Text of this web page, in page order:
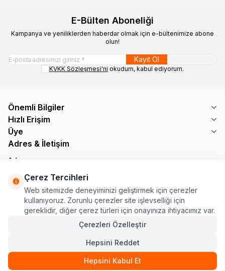
E-Bülten Aboneliği
Kampanya ve yeniliklerden haberdar olmak için e-bültenimize abone
olun!
Kayıt Ol
KVKK Sözleşmesi'ni okudum, kabul ediyorum.
Önemli Bilgiler
Hızlı Erişim
Üye
Adres & İletişim
Adres
İSTANBUL
Telefon
+90 555 560 27 32
E-Posta
ozdnylmz71@gmail.com
Çerez Tercihleri
Web sitemizde deneyiminizi geliştirmek için çerezler
kullanıyoruz. Zorunlu çerezler site işlevselliği için
gereklidir, diğer çerez türleri için onayınıza ihtiyacımız var.
Çerezleri Özelleştir
Hepsini Reddet
Hepsini Kabul Et